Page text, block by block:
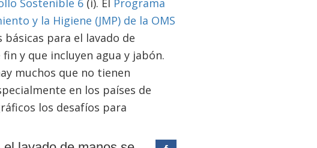
Sostenible 6(i). El Programa
y la Higiene (JMP) de la OMS
para el lavado de
y que incluyen agua y jabón.
muchos que no tienen
en los países de
los desafíos para